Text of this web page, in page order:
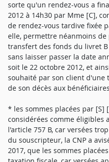
sorte qu'un rendez-vous a
2012 à 14h30 par Mme [C],
de rendez-vous tardive fixée
elle, permettre néanmoins
transfert des fonds du livret
sans laisser passer la date
soit le 22 octobre 2012, et
souhaité par son client d'une
de son décès aux
* les sommes placées par [S]
considérées comme éligibles
l'article 757 B, car versées
du souscripteur, la CNP a
2017, que les sommes